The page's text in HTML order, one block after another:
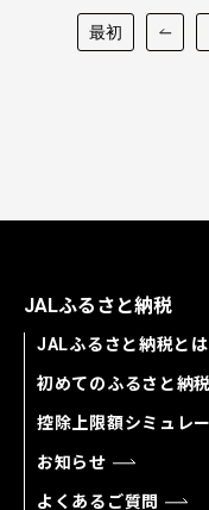
最初
JALふるさと納税
JALふるさと納税とは
初めてのふるさと納税
控除上限額シミュレ
お知らせ
よくあるご質問